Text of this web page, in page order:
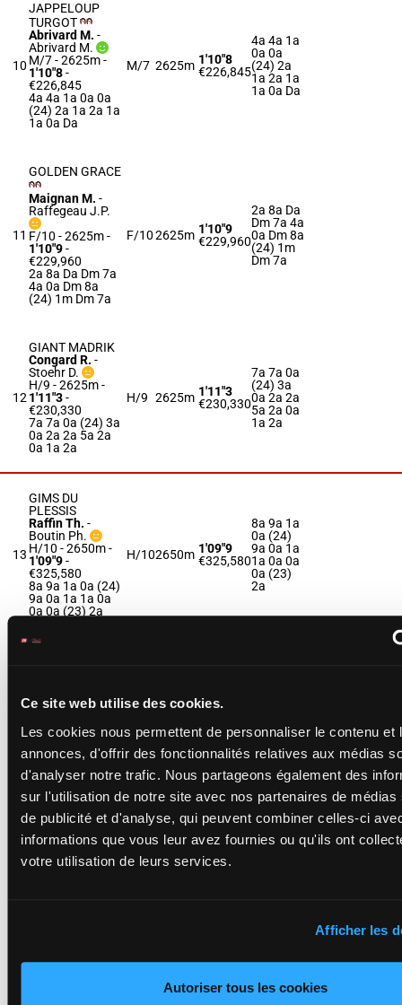
Ce site web utilise des cookies.
Les cookies nous permettent de personnaliser le contenu et
annonces, d'offrir des fonctionnalités relatives aux médias
d'analyser notre trafic. Nous partageons également des
sur l'utilisation de notre site avec nos partenaires de médias
de publicité et d'analyse, qui peuvent combiner celles-ci
informations que vous leur avez fournies ou qu'ils ont
votre utilisation de leurs services.
Afficher les
Autoriser tous les cookies
10
JAPPELOUP
TURGOT
Abrivard M. -
Abrivard M.
M/7 - 2625m-
1'10"8-
€226,845
4a 4a 1a 0a 0a
(24) 2a 1a 2a 1a
1a 0a Da
M/7 2625m 1'10"8
€226,845
4a 4a 1a
0a 0a
(24) 2a
1a 2a 1a
1a 0a Da
11
GOLDEN GRACE
Maignan M. -
Raffegeau J.P.
F/10 - 2625m-
1'10"9-
€229,960
2a 8a Da Dm 7a
4a 0a Dm 8a
(24) 1m Dm 7a
F/102625m 1'10"9
€229,960
2a 8a Da
Dm 7a 4a
0a Dm 8a
(24) 1m
Dm 7a
12
GIANT MADRIK
Congard R. -
Stoehr D.
H/9 - 2625m-
1'11"3-
€230,330
7a 7a 0a (24) 3a
0a 2a 2a 5a 2a
0a 1a 2a
H/9 2625m 1'11"3
€230,330
7a 7a 0a
(24) 3a
0a 2a 2a
5a 2a 0a
1a 2a
13
GIMS DU
PLESSIS
Raffin Th. -
Boutin Ph.
H/10 - 2650m-
1'09"9-
€325,580
8a 9a 1a 0a (24)
9a 0a 1a 1a 0a
0a 0a (23) 2a
H/102650m 1'09"9
€325,580
8a 9a 1a
0a (24)
9a 0a 1a
1a 0a 0a
0a (23)
2a
M/7 - 2650m
1'10"2-
9a 0a (24) 3m
0a 9a (23) Dm
1m 1m 1m 2m
4a 1m
1'10"2
1m 1m
1m 2m
4a 1m
JAKARTAS DES
PRES
Bezier M.-
Bezier M.